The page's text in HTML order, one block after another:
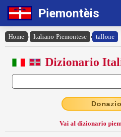
Piemontèis
Home › Italiano-Piemontese › tallone
Dizionario
Vai al dizionario